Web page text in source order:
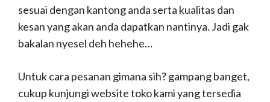
sesuai dengan kantong anda serta kualitas dan
kesan yang akan anda dapatkan nantinya. Jadi gak
bakalan nyesel deh hehehe…
Untuk cara pesanan gimana sih? gampang banget,
cukup kunjungi website toko kami yang tersedia